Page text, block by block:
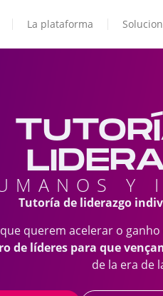
La plataforma
Y
Tutoría de liderazgo
querem acelerar o
de líderes para que
de la era de